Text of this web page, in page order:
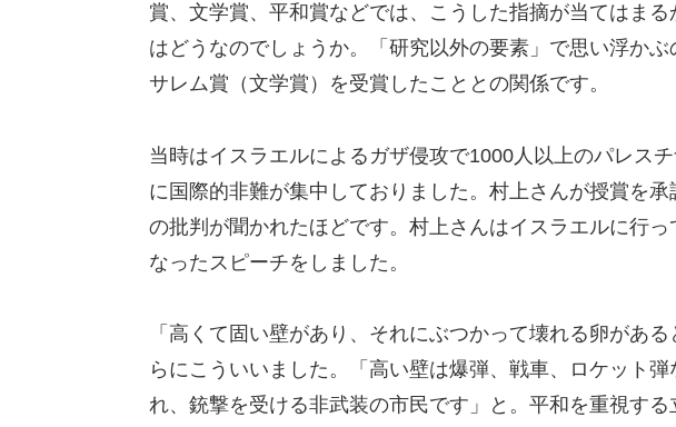
賞、文学賞、平和賞などでは、こうした指摘が当てはま
はどうなのでしょうか。「研究以外の要素」で思い浮か
サレム賞（文学賞）を受賞したこととの関係です。
当時はイスラエルによるガザ侵攻で1000人以上のパレス
に国際的非難が集中しておりました。村上さんが授賞を承
の批判が聞かれたほどです。村上さんはイスラエルに行
なったスピーチをしました。
「高くて固い壁があり、それにぶつかって壊れる卵があ
らにこういいました。「高い壁は爆弾、戦車、ロケット
れ、銃撃を受ける非武装の市民です」と。平和を重視す